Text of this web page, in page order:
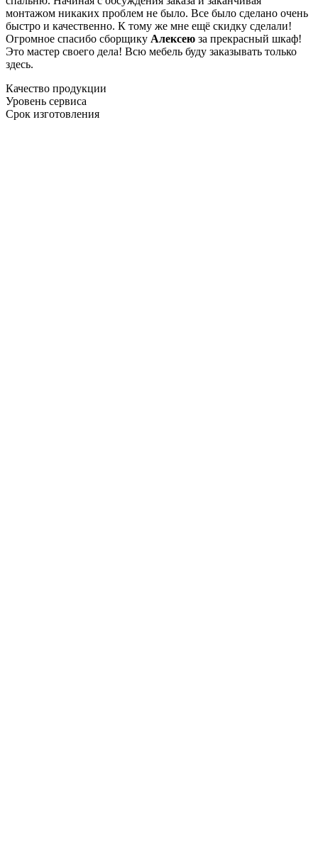
монтажом никаких проблем не было. Все было сделано очень
быстро и качественно. К тому же мне ещё скидку сделали!
Огромное спасибо сборщику Алексею за прекрасный шкаф!
Это мастер своего дела! Всю мебель буду заказывать только
здесь.
Качество продукции
Уровень сервиса
Срок изготовления